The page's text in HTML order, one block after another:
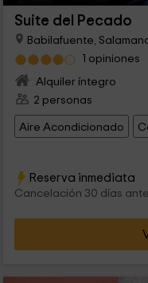
Suite del Pecado
Babilafuente,
1 opiniones
Alquiler íntegro
2 personas
Aire Acondicionado
Reserva inmediata
Cancelación 30 días